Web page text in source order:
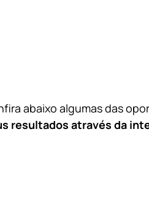
abaixo algumas das
resultados através da